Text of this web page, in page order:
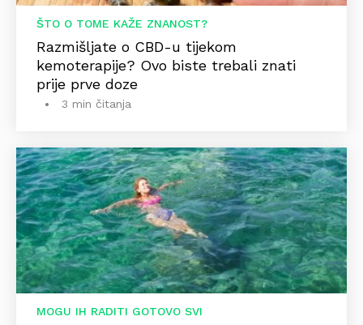
ŠTO O TOME KAŽE ZNANOST?
Razmišljate o CBD-u tijekom
kemoterapije? Ovo biste trebali znati
prije prve doze
3 min čitanja
MOGU IH RADITI GOTOVO SVI